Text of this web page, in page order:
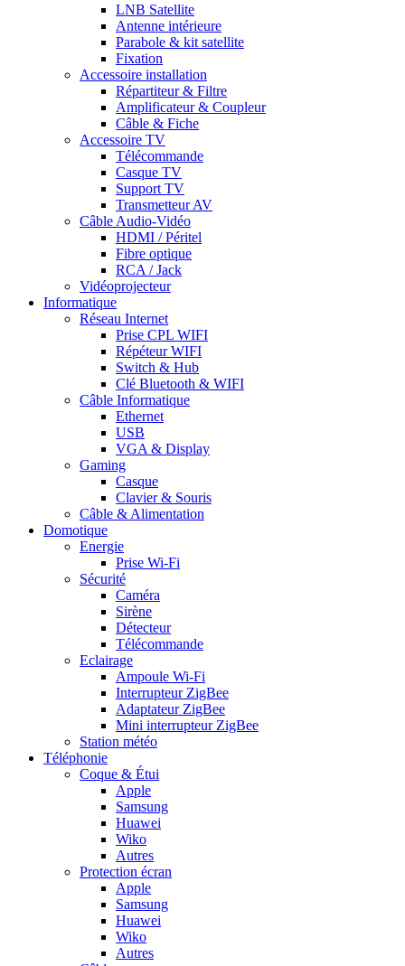
LNB Satellite
Antenne intérieure
Parabole & kit satellite
Fixation
Accessoire installation
Répartiteur & Filtre
Amplificateur & Coupleur
Câble & Fiche
Accessoire TV
Télécommande
Casque TV
Support TV
Transmetteur AV
Câble Audio-Vidéo
HDMI / Péritel
Fibre optique
RCA / Jack
Vidéoprojecteur
Informatique
Réseau Internet
Prise CPL WIFI
Répéteur WIFI
Switch & Hub
Clé Bluetooth & WIFI
Câble Informatique
Ethernet
USB
VGA & Display
Gaming
Casque
Clavier & Souris
Câble & Alimentation
Domotique
Energie
Prise Wi-Fi
Sécurité
Caméra
Sirène
Détecteur
Télécommande
Eclairage
Ampoule Wi-Fi
Interrupteur ZigBee
Adaptateur ZigBee
Mini interrupteur ZigBee
Station météo
Téléphonie
Coque & Étui
Apple
Samsung
Huawei
Wiko
Autres
Protection écran
Apple
Samsung
Huawei
Wiko
Autres